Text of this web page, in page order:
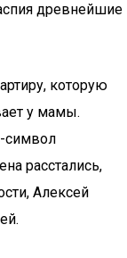
древнейшие
которую
у мамы.
символ
расстались,
Алексей